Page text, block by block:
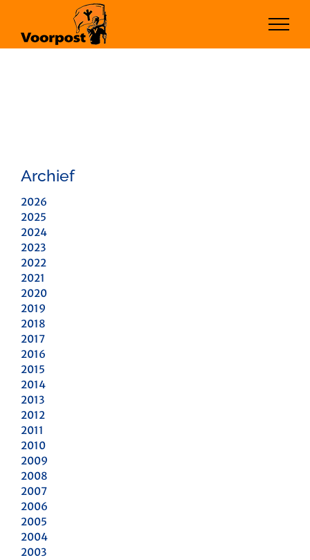
inhoud
Archief
2026
2025
2024
2023
2022
2021
2020
2019
2018
2017
2016
2015
2014
2013
2012
2011
2010
2009
2008
2007
2006
2005
2004
2003